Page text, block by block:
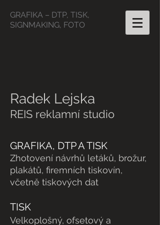
GRAFIKA – DTP, TISK,
SIGNMAKING, FOTO
Radek Lejska
REIS reklamní studio
GRAFIKA, DTP A TISK
Zhotovení návrhů letáků, brožur,
plakátů, firemních tiskovín,
včetně tiskových dat
TISK
Velkoplošný, ofsetový a